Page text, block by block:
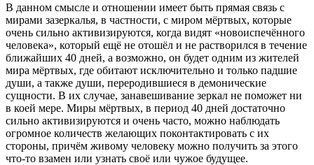
В данном смысле и отношении имеет быть прямая связь с
мирами зазеркалья, в частности, с миром мёртвых, которые
очень сильно активизируются, когда видят «новоиспечённого
человека», который ещё не отошёл и не растворился в течение
ближайших 40 дней, а возможно, он будет одним из жителей
мира мёртвых, где обитают исключительно и только падшие
души, а также души, переродившиеся в демонические
сущности. В их случае, занавешивание зеркал не поможет ни
в коей мере. Миры мёртвых, в период 40 дней достаточно
сильно активизируются и очень часто, можно наблюдать
огромное количеств желающих поконтактировать с их
стороны, причём живому человеку можно получить за этого
что-то взамен или узнать своё или чужое будущее.